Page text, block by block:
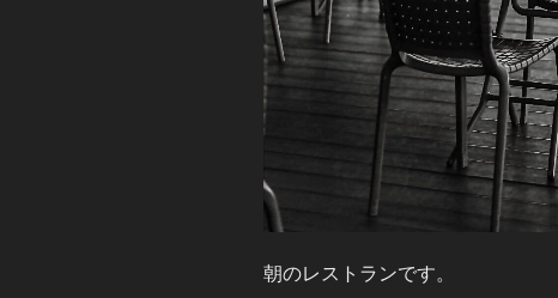
朝のレストランです。